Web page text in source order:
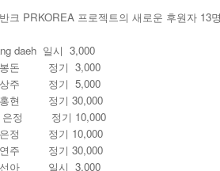
크 PRKOREA 프로젝트의 새로운 후원자 13
daeh 일시 3,000
봉돈 정기 3,000
상주 정기 5,000
홍현 정기 30,000
은정 정기 10,000
은정 정기 10,000
연주 정기 30,000
선아 일시 3,000